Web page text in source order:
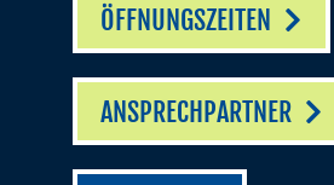
ÖFFNUNGSZEITEN
ANSPRECHPARTNER